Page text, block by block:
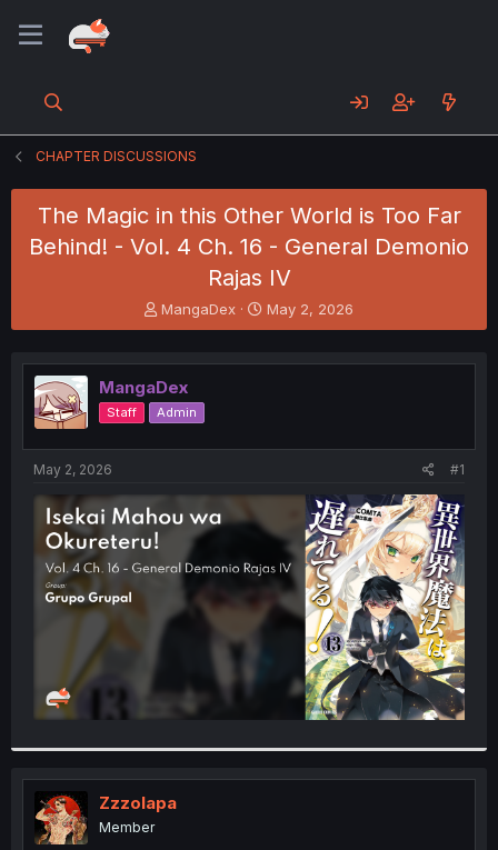
CHAPTER DISCUSSIONS
The Magic in this Other World is Too Far
Behind! - Vol. 4 Ch. 16 - General Demonio
Rajas IV
T
h
e
a
d
s
t
e
MangaDex
S
t
r
t
May 2, 2026
MangaDex
Staff Admin
May 2, 2026 #1
Zzzolapa
Member